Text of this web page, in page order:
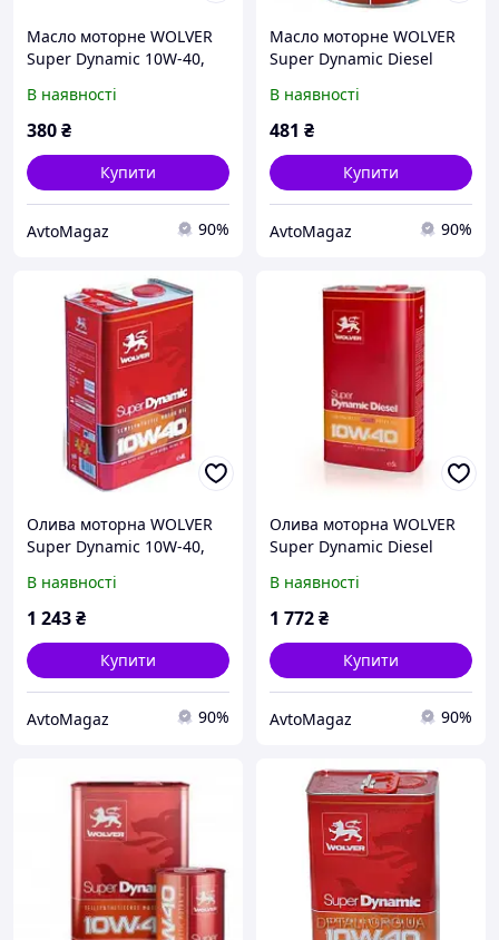
Масло моторне WOLVER
Super Dynamic 10W-40,
В наявності
380₴
Купити
AvtoMagaz 90%
Масло моторне WOLVER
Super Dynamic Diesel
В наявності
481 ₴
Купити
AvtoMagaz 90%
Олива моторна WOLVER
Super Dynamic 10W-40,
В наявності
1 243₴
Купити
AvtoMagaz 90%
Олива моторна WOLVER
Super Dynamic Diesel
В наявності
1 772₴
Купити
AvtoMagaz 90%